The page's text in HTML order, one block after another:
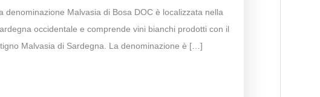
denominazione Malvasia di Bosa DOC è localizzata nella
occidentale e comprende vini bianchi prodotti con il
Malvasia di Sardegna. La denominazione è […]